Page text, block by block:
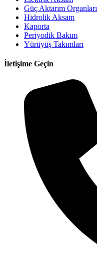
Güç Aktarım Organları
Hidrolik Aksam
Kaporta
Periyodik Bakım
Yürüyüş Takımları
İletişime Geçin